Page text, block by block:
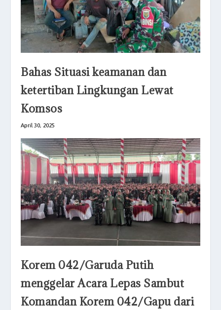
Bahas Situasi keamanan dan
ketertiban Lingkungan Lewat
Komsos
April 30, 2025
Korem 042/Garuda Putih
menggelar Acara Lepas Sambut
Komandan Korem 042/Gapu dari